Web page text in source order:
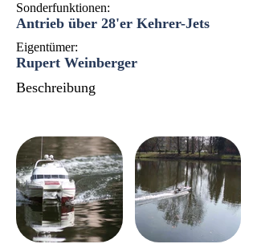
Sonderfunktionen:
Antrieb über 28'er Kehrer-Jets
Eigentümer:
Rupert Weinberger
Beschreibung